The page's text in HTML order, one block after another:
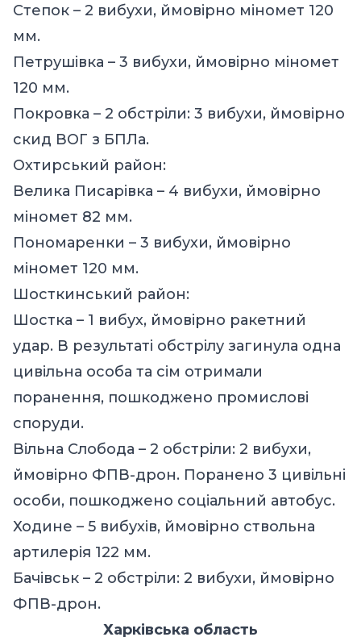
Степок – 2 вибухи, ймовірно міномет 120
мм.
Петрушівка – 3 вибухи, ймовірно міномет
120 мм.
Покровка – 2 обстріли: 3 вибухи, ймовірно
скид ВОГ з БПЛа.
Охтирський район:
Велика Писарівка – 4 вибухи, ймовірно
міномет 82 мм.
Пономаренки – 3 вибухи, ймовірно
міномет 120 мм.
Шосткинський район:
Шостка – 1 вибух, ймовірно ракетний
удар. В результаті обстрілу загинула одна
цивільна особа та сім отримали
поранення, пошкоджено промислові
споруди.
Вільна Слобода – 2 обстріли: 2 вибухи,
ймовірно ФПВ-дрон. Поранено 3 цивільні
особи, пошкоджено соціальний автобус.
Ходине – 5 вибухів, ймовірно ствольна
артилерія 122 мм.
Бачівськ – 2 обстріли: 2 вибухи, ймовірно
ФПВ-дрон.
Харківська область